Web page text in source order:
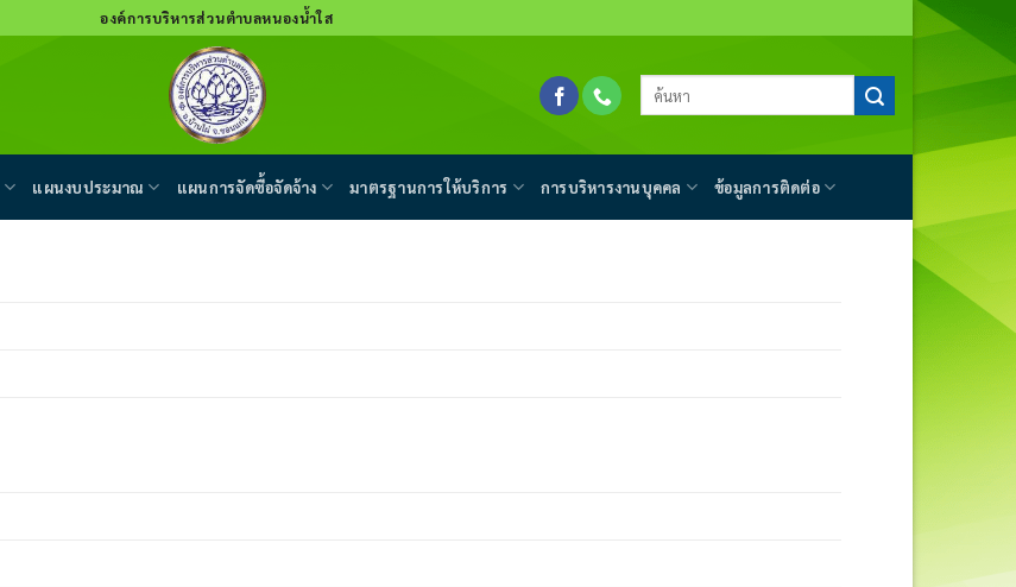
องค์การบริหารส่วนตำบลหนองน้ำใส
แผนงบประมาณ แผนการจัดซื้อจัดจ้าง มาตรฐานการให้บริการ การบริหารงานบุคคล ข้อมูลการติดต่อ